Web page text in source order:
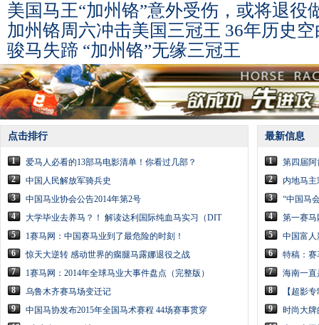
美国马王“加州铬”意外受伤，或将退役
加州铬周六冲击美国三冠王 36年历史
骏马失蹄 “加州铬”无缘三冠王
点击排行
1
爱马人必看的13部马电影清单！你看过几部？
2
中国人民解放军骑兵史
3
中国马业协会公告2014年第2号
4
大学毕业去养马？！ 解读达利国际纯血马实习（DIT
5
1赛马网：中国赛马业到了最危险的时刻！
6
惊天大逆转 感动世界的瘸腿马露娜退役之战
7
1赛马网：2014年全球马业大事件盘点（完整版）
8
乌鲁木齐赛马场变迁记
9
中国马协发布2015年全国马术赛程 44场赛事贯穿
最新信息
1
第四届阿
2
内地马
3
“中国马
4
第一赛马
5
中国富人
6
特稿：赛
7
海南一直
8
【超影
9
时尚大